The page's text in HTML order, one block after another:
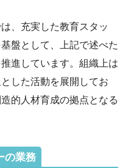
、充実した教育スタッ
盤として、上記で述べた
進しています。組織上は
した活動を展開してお
的人材育成の拠点となる
の業務